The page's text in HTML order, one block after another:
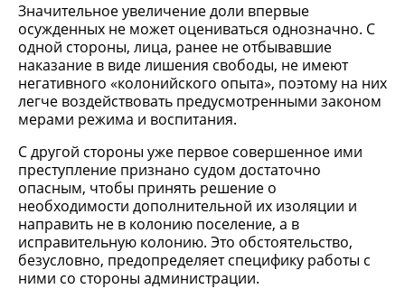
Значительное увеличение доли впервые
осужденных не может оцениваться однозначно. С
одной стороны, лица, ранее не отбывавшие
наказание в виде лишения свободы, не имеют
негативного «колонийского опыта», поэтому на них
легче воздействовать предусмотренными законом
мерами режима и воспитания.
С другой стороны уже первое совершенное ими
преступление признано судом достаточно
опасным, чтобы принять решение о
необходимости дополнительной их изоляции и
направить не в колонию поселение, а в
исправительную колонию. Это обстоятельство,
безусловно, предопределяет специфику работы с
ними со стороны администрации.